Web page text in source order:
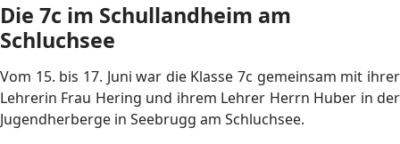
Die 7c im Schullandheim am
Schluchsee
Vom 15. bis 17. Juni war die Klasse 7c gemeinsam mit ihrer
Lehrerin Frau Hering und ihrem Lehrer Herrn Huber in der
Jugendherberge in Seebrugg am Schluchsee.